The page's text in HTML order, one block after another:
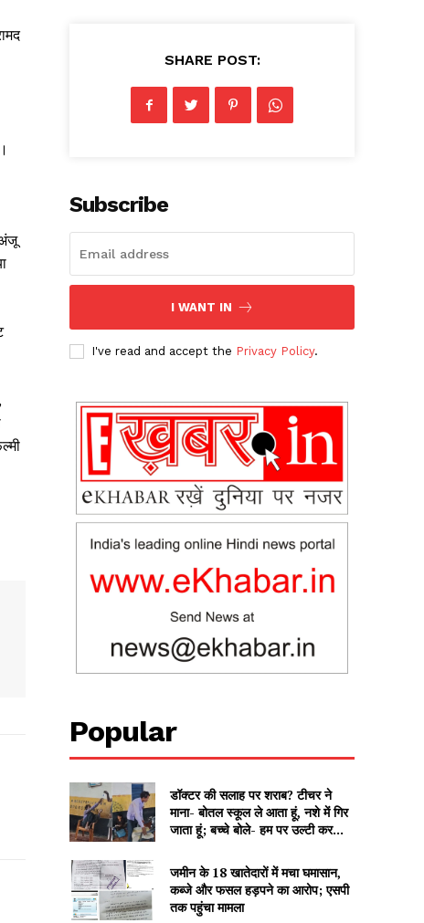
SHARE POST:
Subscribe
I WANT IN
I've read and accept the Privacy Policy.
Popular
डॉक्टर की सलाह पर शराब? टीचर ने
माना- बोतल स्कूल ले आता हूं, नशे में गिर
जाता हूं; बच्चे बोले- हम पर उल्टी कर...
जमीन के 18 खातेदारों में मचा घमासान,
कब्जे और फसल हड़पने का आरोप; एसपी
तक पहुंचा मामला